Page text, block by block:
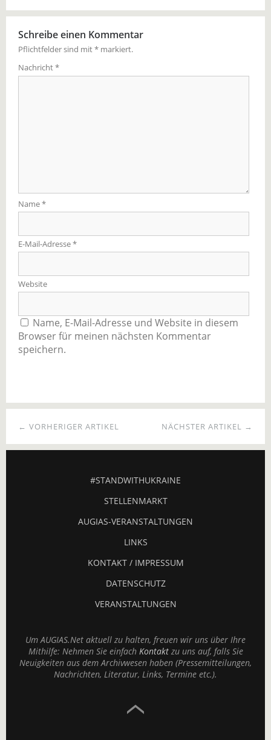
Schreibe einen Kommentar
Pflichtfelder sind mit* markiert.
Nachricht*
Name*
E-Mail-Adresse*
Website
Name, E-Mail-Adresse und Website in diesem
Browser für meinen nächsten Kommentar
speichern.
NÄCHSTER ARTIKEL →
← VORHERIGER ARTIKEL
#STANDWITHUKRAINE
STELLENMARKT
AUGIAS-VERANSTALTUNGEN
LINKS
KONTAKT / IMPRESSUM
DATENSCHUTZ
VERANSTALTUNGEN
Um AUGIAS.Net aktuell zu halten, freuen wir uns über Ihre
Mithilfe: Nehmen Sie einfach Kontaktzu uns auf, falls Sie
Neuigkeiten aus dem Archivwesen haben (Pressemitteilungen,
Nachrichten, Literatur, Links, Termine etc.).